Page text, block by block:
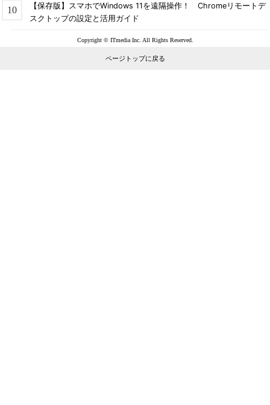
【保存版】スマホでWindows 11を遠隔操作！ Chromeリモートデ
スクトップの設定と活用ガイド
Copyright © ITmedia Inc. All Rights Reserved.
ページトップに戻る